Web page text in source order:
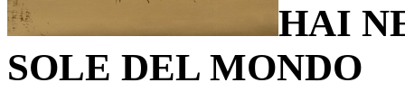
HAI
SOLE DEL MONDO